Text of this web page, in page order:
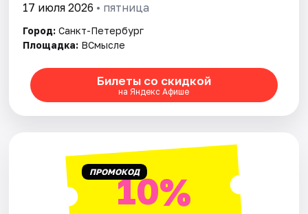
Рейтинги
17 июля 2026 • пятница
Город: Санкт-Петербург
Площадка: ВСмысле
Билеты со скидкой
на Яндекс Афише
ПРОМОКОД10%